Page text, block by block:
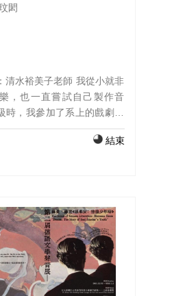
閎
清水裕美子老師 我從小就非
，也一直嘗試自己製作音
時，我參加了系上的戲劇公
虐，公演取消。但我仍透過
結束